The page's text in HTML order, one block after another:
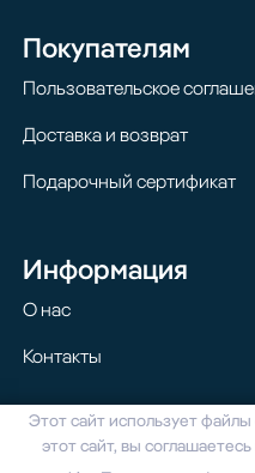
Покупателям
Пользовательское
Доставка и возврат
Подарочный сертификат
Информация
О нас
Контакты
© 2024
Этот сайт использует
этот сайт, вы